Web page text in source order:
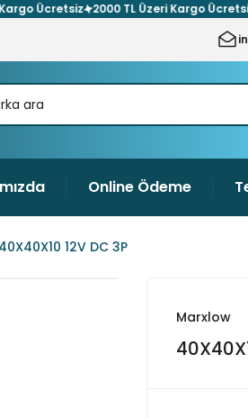
Ücretsiz 2000 TL Üzeri Kargo Ücretsiz
Online Ödeme
40X40X10 12V DC 3P
Marxlow